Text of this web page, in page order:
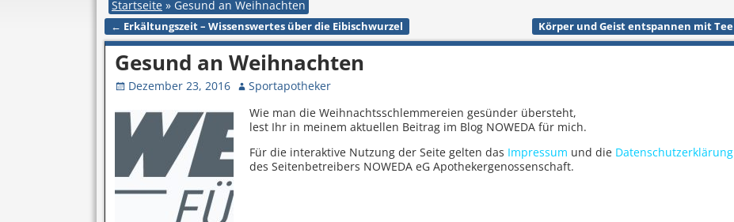
Startseite » Gesund an Weihnachten
Artikelnavigation
← Erkältungszeit – Wissenswertes über die Eibischwurzel Körper und Geist entspannen mit Tee
Gesund an Weihnachten
Dezember 23, 2016
Sportapotheker
Wie man die Weihnachtsschlemmereien gesünder übersteht,
lest Ihr in meinem aktuellen Beitrag im Blog NOWEDA für mich.
Für die interaktive Nutzung der Seite gelten das Impressum und die Datenschutzerklärung
des Seitenbetreibers NOWEDA eG Apothekergenossenschaft.